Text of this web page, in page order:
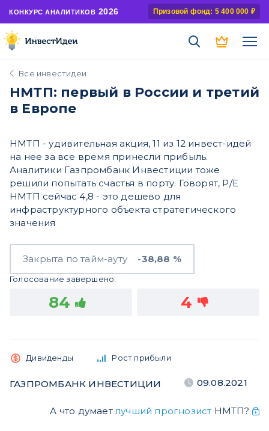
КОНКУРС АНАЛИТИКОВ 2026 Призовой фонд: 5 400 000 ₽
Все инвестидеи
НМТП: первый в России и третий
в Европе
НМТП - удивительная акция, 11 из 12 инвест-идей
на нее за все время принесли прибыль.
Аналитики Газпромбанк Инвестиции тоже
решили попытать счастья в порту. Говорят, Р/E
НМТП сейчас 4,8 - это дешево для
инфраструктурного объекта стратегического
значения
Закрыта по тайм-ауту -38,88 %
Голосование завершено.
84 4
Дивиденды Рост прибыли
ГАЗПРОМБАНК ИНВЕСТИЦИИ 09.08.2021
А что думает лучший прогнозист НМТП?